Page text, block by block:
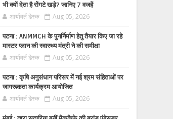
भी क्यों देता है रोंगटे खड़े? जानिए 7 वजहें
आर्यावर्त डेस्क Aug 05, 2026
पटना : ANMMCH के पुनर्निर्माण हेतु तैयार किए जा रहे
मास्टर प्लान की स्वास्थ्य मंत्री ने की समीक्षा
आर्यावर्त डेस्क Aug 05, 2026
पटना : कृषि अनुसंधान परिसर में नई श्रम संहिताओं पर
जागरूकता कार्यक्रम आयोजित
आर्यावर्त डेस्क Aug 05, 2026